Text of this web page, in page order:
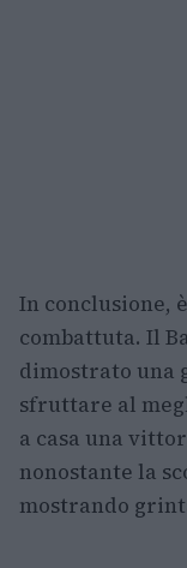
In conclusione,
combattuta. Il
dimostrato una
sfruttare al
a casa una
nonostante la
mostrando